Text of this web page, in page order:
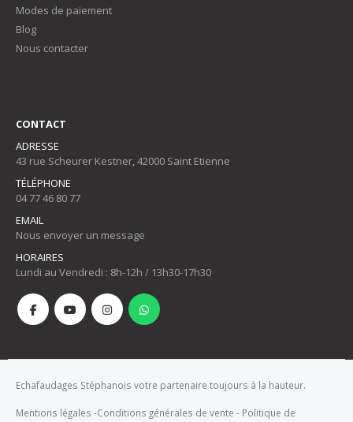
Modes de paiement
Blog
Nous contacter
CONTACT
ADRESSE
43 rue Scheurer Kestner, 42000 Saint Etienne
TÉLÉPHONE
04 77 46 80 77
EMAIL
Nous envoyer un message
HORAIRES
Lundi au Vendredi : 8h-12h / 13h30-17h30
Echafaudages Stéphanois votre partenaire toujours à la hauteur.
Mentions légales -Conditions générales de vente - Politique de